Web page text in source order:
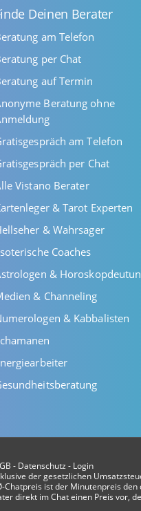
Deinen Berater
am Telefon
per Chat
auf Termin
Beratung ohne
am Telefon
per Chat
Vistano Berater
& Tarot Experten
& Wahrsager
Coaches
&
& Channeling
& Kabbalisten
- Datenschutz - Login
der gesetzlichen
ist der Minutenpreis
direkt im Chat einen Preis vor,